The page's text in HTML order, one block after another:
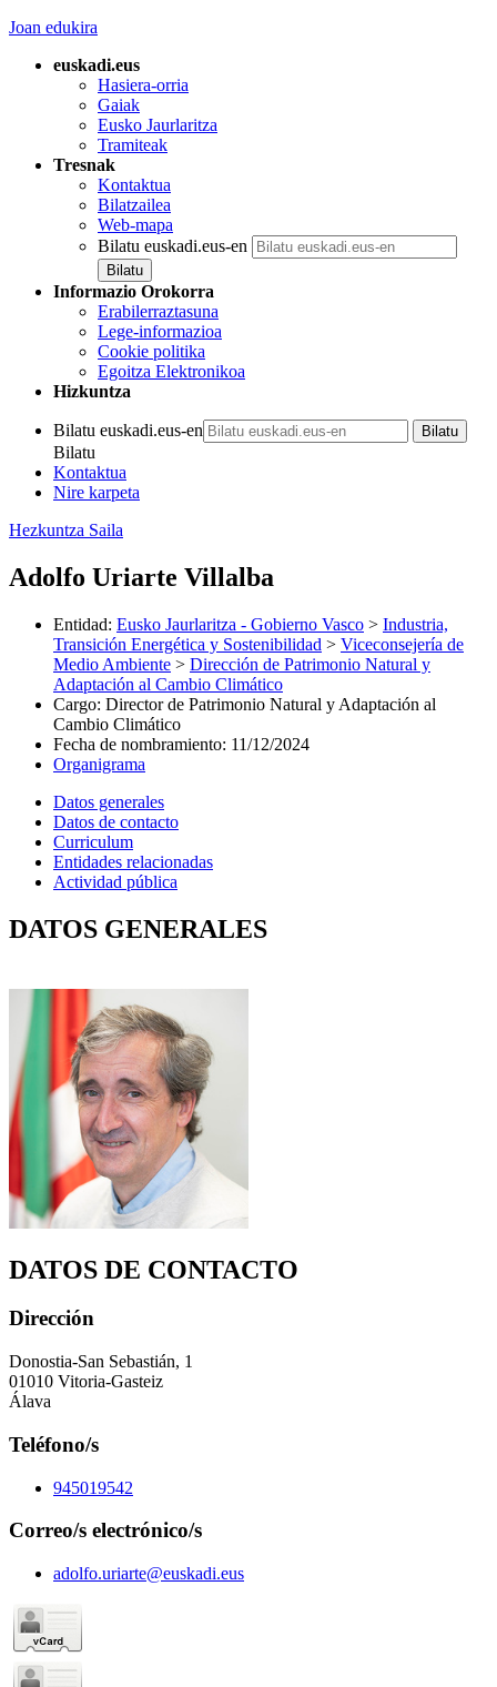
Joan edukira
euskadi.eus
Hasiera-orria
Gaiak
Eusko Jaurlaritza
Tramiteak
Tresnak
Kontaktua
Bilatzailea
Web-mapa
Bilatu euskadi.eus-en
Informazio Orokorra
Erabilerraztasuna
Lege-informazioa
Cookie politika
Egoitza Elektronikoa
Hizkuntza
Bilatu euskadi.eus-en
Bilatu
Kontaktua
Nire karpeta
Hezkuntza Saila
Adolfo Uriarte Villalba
Entidad: Eusko Jaurlaritza - Gobierno Vasco > Industria,
Transición Energética y Sostenibilidad > Viceconsejería de
Medio Ambiente > Dirección de Patrimonio Natural y
Adaptación al Cambio Climático
Cargo: Director de Patrimonio Natural y Adaptación al
Cambio Climático
Fecha de nombramiento: 11/12/2024
Organigrama
Datos generales
Datos de contacto
Curriculum
Entidades relacionadas
Actividad pública
DATOS GENERALES
DATOS DE CONTACTO
Dirección
Donostia-San Sebastián, 1
01010 Vitoria-Gasteiz
Álava
Teléfono/s
945019542
Correo/s electrónico/s
adolfo.uriarte@euskadi.eus